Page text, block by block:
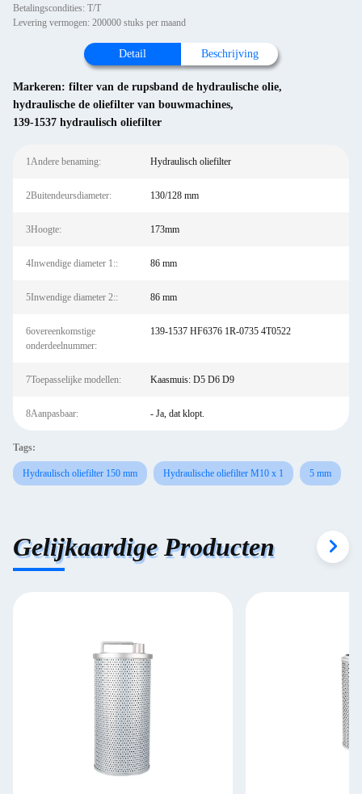
Betalingscondities: T/T
Levering vermogen: 200000 stuks per maand
Detail Beschrijving
Markeren: filter van de rupsband de hydraulische olie,
hydraulische de oliefilter van bouwmachines,
139-1537 hydraulisch oliefilter
1Andere benaming: Hydraulisch oliefilter
2Buitendeursdiameter: 130/128 mm
3Hoogte: 173mm
4Inwendige diameter 1:: 86 mm
5Inwendige diameter 2:: 86 mm
6overeenkomstige
onderdeelnummer:
139-1537 HF6376 1R-0735 4T0522
7Toepasselijke modellen: Kaasmuis: D5 D6 D9
8Aanpasbaar: - Ja, dat klopt.
Tags:
Hydraulisch oliefilter 150 mm Hydraulische oliefilter M10 x 1 5 mm
Gelijkaardige Producten